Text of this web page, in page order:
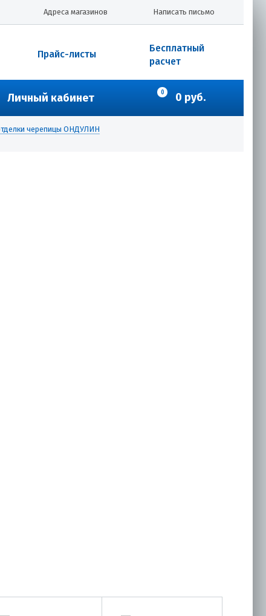
Написать письмо
Адреса магазинов
Бесплатный
расчет
Прайс-листы
Личный кабинет 0 0 руб.
черепицы ОНДУЛИН